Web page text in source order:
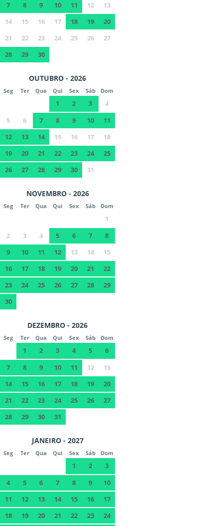
7 8 9 10 11 12
13
14
15 16 17 18 19
20
21
22 23 24 25 26
27
28
29 30
OUTUBRO - 2026
Seg Ter Qua Qui Sex Sáb Dom
1 2 3
4
5
6 7 8 9 10
11
12
13 14 15 16 17
18
19
20 21 22 23 24
25
26
27 28 29 30 31
NOVEMBRO - 2026
Seg Ter Qua Qui Sex Sáb Dom
1
2
3 4 5 6 7
8
9
10 11 12 13 14
15
16
17 18 19 20 21
22
23
24 25 26 27 28
29
30
DEZEMBRO - 2026
Seg Ter Qua Qui Sex Sáb Dom
1 2 3 4 5
6
7
8 9 10 11 12
13
14
15 16 17 18 19
20
21
22 23 24 25 26
27
28
29 30 31
JANEIRO - 2027
Seg Ter Qua Qui Sex Sáb Dom
1 2
3
4
5 6 7 8 9
10
11
12 13 14 15 16
17
18
19 20 21 22 23
24